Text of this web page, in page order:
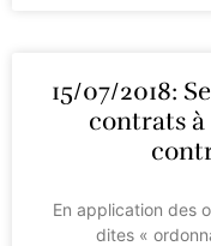
15/07/2018:
contrats
En application des
dites «